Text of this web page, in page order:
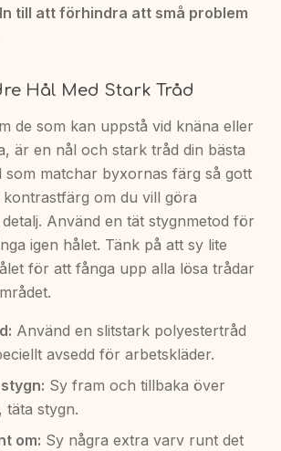
till att förhindra att små problem
Hål Med Stark Tråd
de som kan uppstå vid knäna eller
är en nål och stark tråd din bästa
som matchar byxornas färg så gott
om du vill göra
Använd en tät stygnmetod för
igen hålet. Tänk på att sy lite
för att fånga upp alla lösa trådar
Använd en slitstark polyestertråd
avsedd för arbetskläder.
Sy fram och tillbaka över
täta stygn.
om: Sy några extra varv runt det